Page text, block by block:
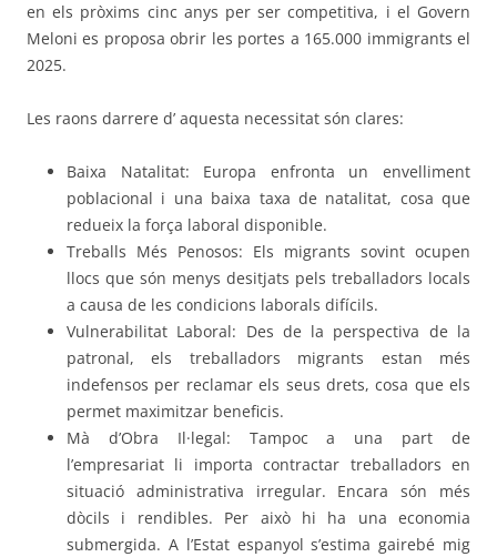
en els pròxims cinc anys per ser competitiva, i el Govern
Meloni es proposa obrir les portes a 165.000 immigrants el
2025.
Les raons darrere d’ aquesta necessitat són clares:
Baixa Natalitat: Europa enfronta un envelliment
poblacional i una baixa taxa de natalitat, cosa que
redueix la força laboral disponible.
Treballs Més Penosos: Els migrants sovint ocupen
llocs que són menys desitjats pels treballadors locals
a causa de les condicions laborals difícils.
Vulnerabilitat Laboral: Des de la perspectiva de la
patronal, els treballadors migrants estan més
indefensos per reclamar els seus drets, cosa que els
permet maximitzar beneficis.
Mà d’Obra Il·legal: Tampoc a una part de
l’empresariat li importa contractar treballadors en
situació administrativa irregular. Encara són més
dòcils i rendibles. Per això hi ha una economia
submergida. A l’Estat espanyol s’estima gairebé mig